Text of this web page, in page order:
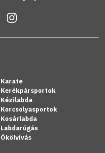
Karate
Kerékpársportok
Kézilabda
Korcsolyasportok
Kosárlabda
Labdarúgás
Ökölvívás